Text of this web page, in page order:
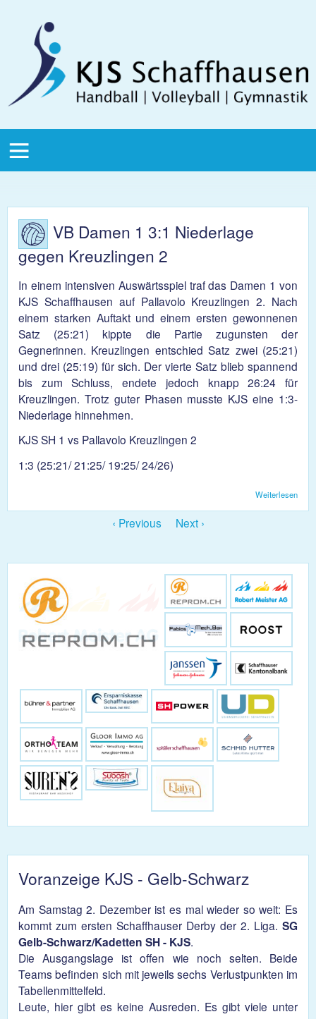
Schaffhausen
Menu
VB Damen 1 3:1 Niederlage
gegen Kreuzlingen 2
In einem intensiven Auswärtsspiel traf das Damen 1 von
KJS Schaffhausen auf Pallavolo Kreuzlingen 2. Nach
einem starken Auftakt und einem ersten gewonnenen
Satz (25:21) kippte die Partie zugunsten der
Gegnerinnen. Kreuzlingen entschied Satz zwei (25:21)
und drei (25:19) für sich. Der vierte Satz blieb spannend
bis zum Schluss, endete jedoch knapp 26:24 für
Kreuzlingen. Trotz guter Phasen musste KJS eine 1:3-
Niederlage hinnehmen.
KJS SH 1 vs Pallavolo Kreuzlingen 2
1:3 (25:21/ 21:25/ 19:25/ 24/26)
Weiterlesen
2
‹ Previous Next ›
Voranzeige KJS - Gelb-Schwarz
Am Samstag 2. Dezember ist es mal wieder so weit: Es
kommt zum ersten Schaffhauser Derby der 2. Liga. SG
Gelb-Schwarz/Kadetten SH - KJS.
Die Ausgangslage ist offen wie noch selten. Beide
Teams befinden sich mit jeweils sechs Verlustpunkten im
Tabellenmittelfeld.
Leute, hier gibt es keine Ausreden. Es gibt viele unter